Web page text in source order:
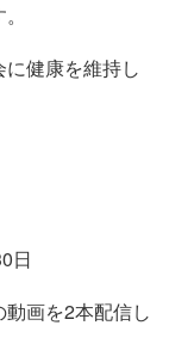
健康を維持し
日
画を2本配信し